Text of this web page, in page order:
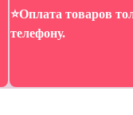
⭐️Оплата товаров
телефону.